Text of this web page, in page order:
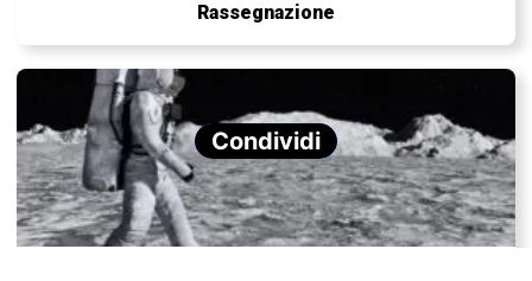
Rassegnazione
Condividi